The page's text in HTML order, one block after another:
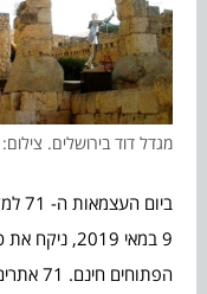
מגדל דוד בירושלים.
9 במאי
הפתוחים חינם. 71 אתרים, אחד לכל שנת עצמאות..